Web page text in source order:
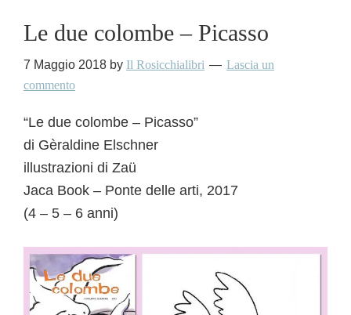
Le due colombe – Picasso
7 Maggio 2018 by Il Rosicchialibri
Lascia un
commento
“Le due colombe – Picasso”
di Gèraldine Elschner
illustrazioni di Zaü
Jaca Book – Ponte delle arti, 2017
(4 – 5 – 6 anni)